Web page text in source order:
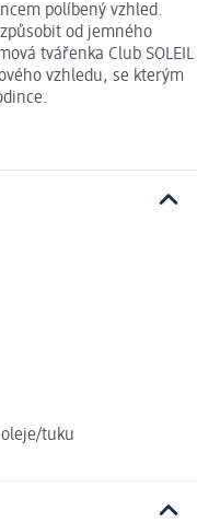
políbený vzhled.
od jemného
tvářenka Club SOLEIL
vzhledu, se kterým
tuku